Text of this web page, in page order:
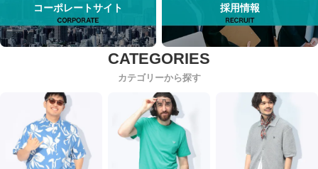
コーポレートサイト 採用情報
カテゴリーから探す